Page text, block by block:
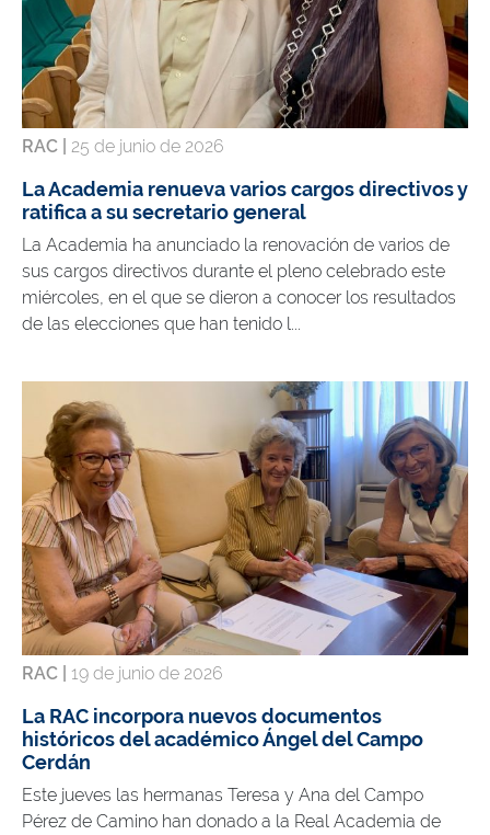
RAC | 25 de junio de 2026
La Academia renueva varios cargos directivos y
ratifica a su secretario general
La Academia ha anunciado la renovación de varios de
sus cargos directivos durante el pleno celebrado este
miércoles, en el que se dieron a conocer los resultados
de las elecciones que han tenido l...
RAC | 19 de junio de 2026
La RAC incorpora nuevos documentos
históricos del académico Ángel del Campo
Cerdán
Este jueves las hermanas Teresa y Ana del Campo
Pérez de Camino han donado a la Real Academia de